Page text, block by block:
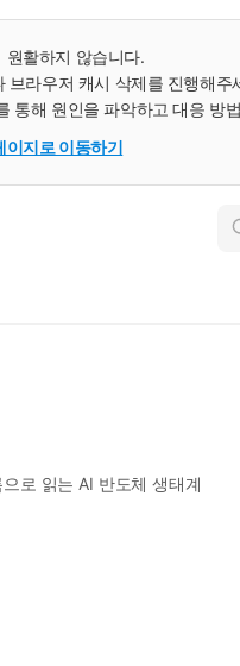
원활하지 않습니다.
브라우저 캐시 삭제를 진행해주
통해 원인을 파악하고 대응 방
이지로 이동하기
로 읽는 AI 반도체 생태계